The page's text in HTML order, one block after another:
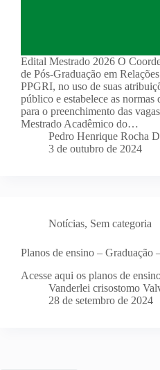
Edital Mestrado 2026 O
de Pós-Graduação em
PPGRI, no uso de suas
público e estabelece as normas
para o preenchimento das
Mestrado Acadêmico do…
Pedro Henrique Rocha
3 de outubro de 2024
Notícias, Sem categoria
Planos de ensino – Graduação
Acesse aqui os planos de
Vanderlei crisostomo
28 de setembro de 2024